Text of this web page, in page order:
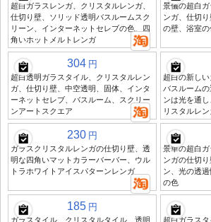
超白ガラスレンガ、クリスタルレンガ、
仕切り壁、ソリッド透明バスルームスク
リーン、インターネットセレブの色、四
角いホットメルトレンガ
景儀の超白
ンガ、仕切
の壁、浴室
304 円
超白透明ガラスタイル、クリスタルレン
ガ、仕切り壁、中空透明、固体、インタ
ーネットセレブ、バスルーム、スクリー
ンアートスクエア
超白の新しい
バスルーム
ンは光を通
リスタルレン
230 円
ガラスクリスタルレンガの仕切り壁、透
明な四角いマットカラーバーバー、ウル
トラホワイトアイスパターンレンガ
景華の超白
ンガの仕切
ン、光の透
の色
185 円
ガラスタイル、クリスタルタイル、透明
超白ガラスタ